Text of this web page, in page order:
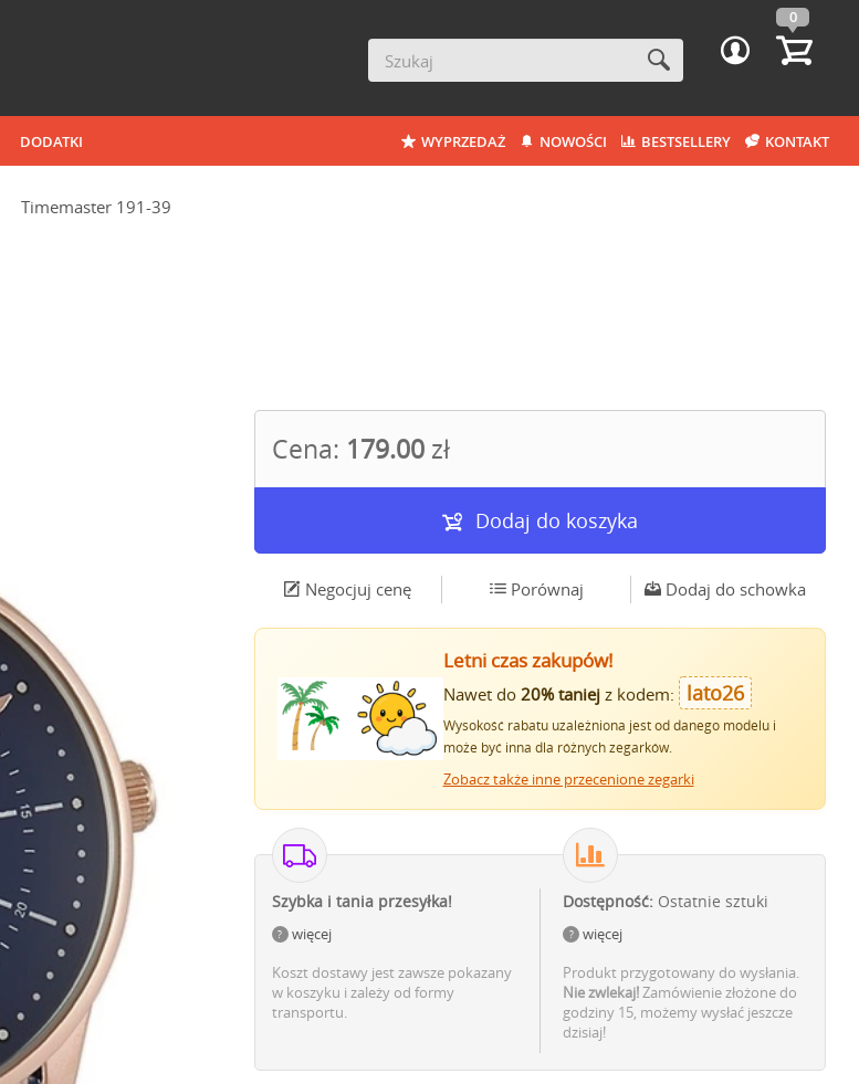
0
DODATKI WYPRZEDAŻ NOWOŚCI BESTSELLERY KONTAKT
Timemaster 191-39
Cena: 179.00 zł
Dodaj do koszyka
Negocjuj cenę Porównaj Dodaj do schowka
Letni czas zakupów!
Nawet do 20% taniejz kodem: lato26
Wysokość rabatu uzależniona jest od danego modelu i
może być inna dla różnych zegarków.
Zobacz także inne przecenione zegarki
Szybka i tania przesyłka!
więcej
Koszt dostawy jest zawsze pokazany
w koszyku i zależy od formy
transportu.
Dostępność: Ostatnie sztuki
więcej
Produkt przygotowany do wysłania.
Nie zwlekaj!Zamówienie złożone do
godziny 15, możemy wysłać jeszcze
dzisiaj!